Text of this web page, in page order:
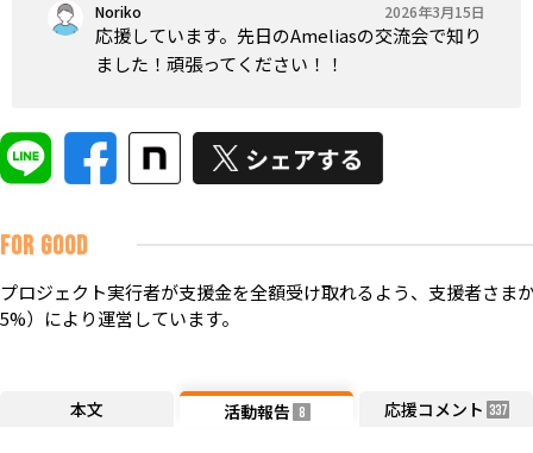
Noriko 2026年3月15日
応援しています。先日のAmeliasの交流会で知り
ました！頑張ってください！！
FOR GOOD
プロジェクト実行者が支援金を全額受け取れるよう、支援者さま
5%）により運営しています。
本文 活動報告 8 応援コメント 337